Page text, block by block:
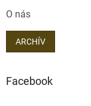
O nás
ARCHÍV
Facebook